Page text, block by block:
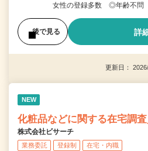
女性の登録多数 ◎年齢不問
後で見る 詳
更新日：
NEW
化粧品などに関する在宅調
株式会社ビサーチ
業務委託 登録制 在宅・内職